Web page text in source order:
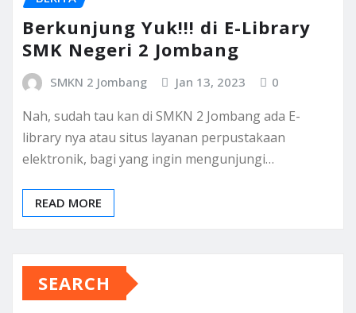
Berkunjung Yuk!!! di E-Library
SMK Negeri 2 Jombang
SMKN 2 Jombang Jan 13, 2023 0
Nah, sudah tau kan di SMKN 2 Jombang ada E-
library nya atau situs layanan perpustakaan
elektronik, bagi yang ingin mengunjungi…
READ MORE
SEARCH